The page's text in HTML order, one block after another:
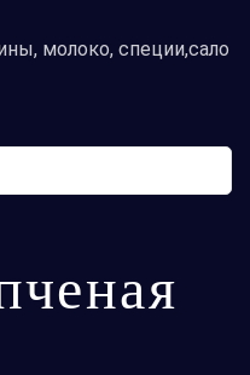
молоко, специи,сало